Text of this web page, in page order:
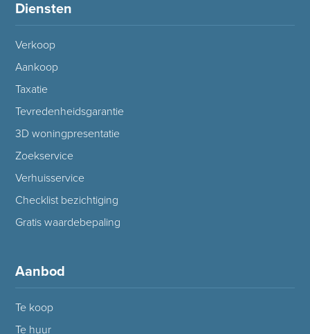
Diensten
Verkoop
Aankoop
Taxatie
Tevredenheidsgarantie
3D woningpresentatie
Zoekservice
Verhuisservice
Checklist bezichtiging
Gratis waardebepaling
Aanbod
Te koop
Te huur